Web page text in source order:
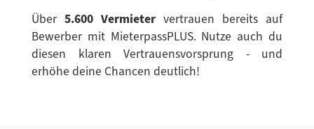
Über 5.600 Vermieter vertrauen bereits auf
Bewerber mit MieterpassPLUS. Nutze auch du
diesen klaren Vertrauensvorsprung - und
erhöhe deine Chancen deutlich!